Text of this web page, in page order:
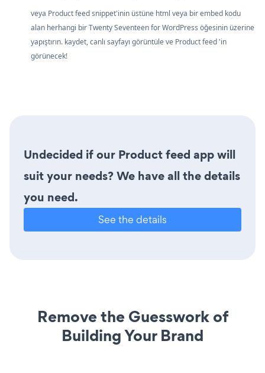
veya Product feed snippet'inin üstüne html veya bir embed kodu
alan herhangi bir Twenty Seventeen for WordPress öğesinin üzerine
yapıştırın. kaydet, canlı sayfayı görüntüle ve Product feed 'in
görünecek!
Undecided if our Product feed app will
suit your needs? We have all the details
you need.
See the details
Remove the Guesswork of
Building Your Brand